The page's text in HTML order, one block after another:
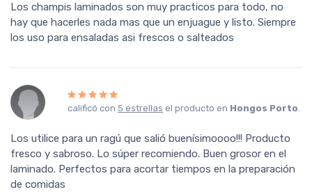
Los champis laminados son muy practicos para todo, no
hay que hacerles nada mas que un enjuague y listo. Siempre
los uso para ensaladas asi frescos o salteados
calificó con 5 estrellas el producto en Hongos Porto.
Los utilice para un ragú que salió buenísimoooo!!! Producto
fresco y sabroso. Lo súper recomiendo. Buen grosor en el
laminado. Perfectos para acortar tiempos en la preparación
de comidas